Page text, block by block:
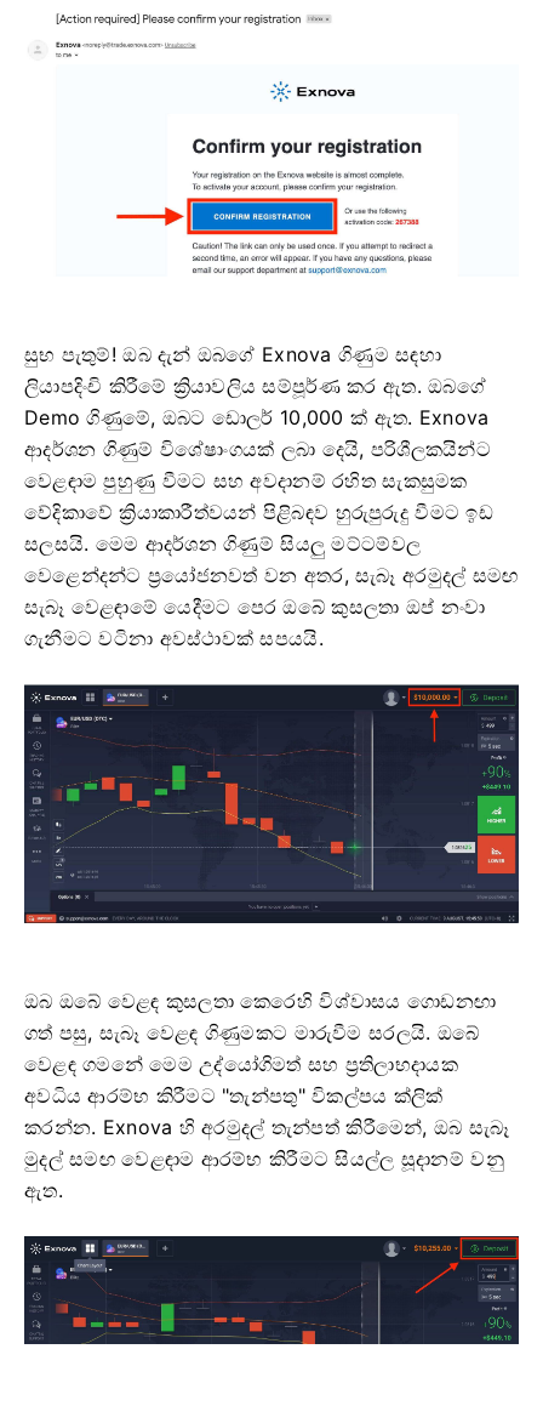
සුභ පැතුම්! ඔබ දැන් ඔබගේ Exnova ගිණුම සඳහා
ලියාපදිංචි කිරීමේ ක්‍රියාවලිය සම්පූර්ණ කර ඇත. ඔබගේ
Demo ගිණුමේ, ඔබට ඩොලර් 10,000 ක් ඇත. Exnova
ආදර්ශන ගිණුම් විශේෂාංගයක් ලබා දෙයි, පරිශීලකයින්ට
වෙළඳාම පුහුණු වීමට සහ අවදානම් රහිත සැකසුමක
වේදිකාවේ ක්‍රියාකාරීත්වයන් පිළිබඳව හුරුපුරුදු වීමට ඉඩ
සලසයි. මෙම ආදර්ශන ගිණුම් සියලු මට්ටම්වල
වෙළෙන්දන්ට ප්‍රයෝජනවත් වන අතර, සැබෑ අරමුදල් සමඟ
සැබෑ වෙළඳාමේ යෙදීමට පෙර ඔබේ කුසලතා ඔප් නංවා
ගැනීමට වටිනා අවස්ථාවක් සපයයි.
ඔබ ඔබේ වෙළඳ කුසලතා කෙරෙහි විශ්වාසය ගොඩනඟා
ගත් පසු, සැබෑ වෙළඳ ගිණුමකට මාරුවීම සරලයි. ඔබේ
වෙළඳ ගමනේ මෙම උද්යෝගිමත් සහ ප්‍රතිලාභදායක
අවධිය ආරම්භ කිරීමට "තැන්පතු" විකල්පය ක්ලික්
කරන්න. Exnova හි අරමුදල් තැන්පත් කිරීමෙන්, ඔබ සැබෑ
මුදල් සමඟ වෙළඳාම ආරම්භ කිරීමට සියල්ල සූදානම් වනු
ඇත.